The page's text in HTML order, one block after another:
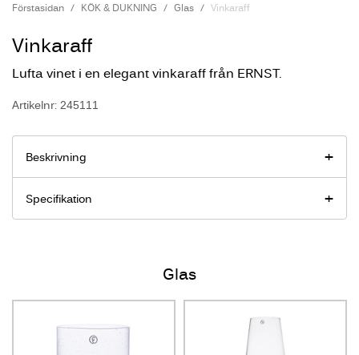
Förstasidan KÖK & DUKNING Glas Vinkaraff
Vinkaraff
Lufta vinet i en elegant vinkaraff från ERNST.
Artikelnr: 245111
Beskrivning
Specifikation
Glas